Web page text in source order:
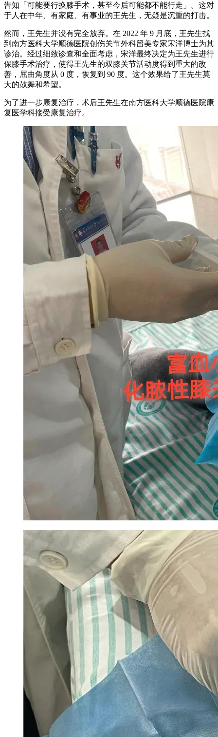
告知「可能要行换膝手术，甚至今后可能都不能行走」。这对
于人在中年、有家庭、有事业的王先生，无疑是沉重的打击。
然而，王先生并没有完全放弃。在 2022 年 9 月底，王先生找
到南方医科大学顺德医院创伤关节外科留美专家宋洋博士为其
诊治。经过细致诊查和全面考虑，宋洋最终决定为王先生进行
保膝手术治疗，使得王先生的双膝关节活动度得到重大的改
善，屈曲角度从 0 度，恢复到 90 度。这个效果给了王先生莫
大的鼓舞和希望。
为了进一步康复治疗，术后王先生在南方医科大学顺德医院康
复医学科接受康复治疗。